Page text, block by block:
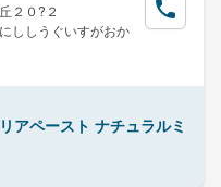
２０?２
ししうぐいすがおか
アペースト ナチュラルミ